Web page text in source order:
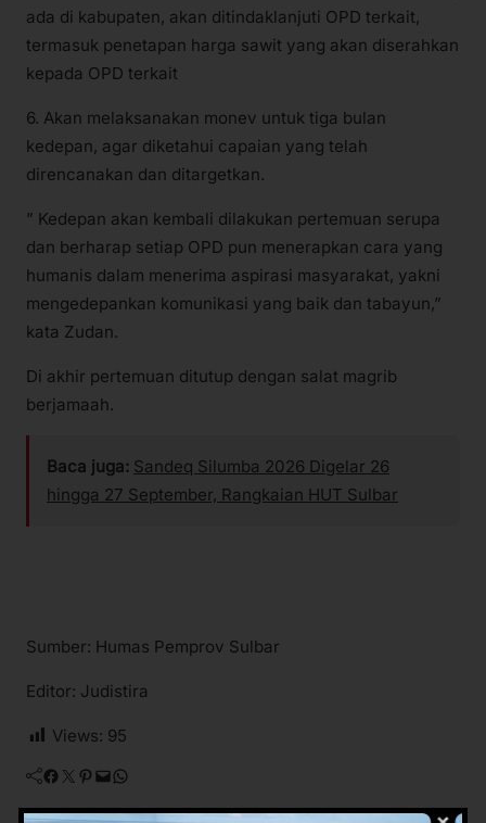
ada di kabupaten, akan ditindaklanjuti OPD terkait,
termasuk penetapan harga sawit yang akan diserahkan
kepada OPD terkait
6. Akan melaksanakan monev untuk tiga bulan
kedepan, agar diketahui capaian yang telah
direncanakan dan ditargetkan.
” Kedepan akan kembali dilakukan pertemuan serupa
dan berharap setiap OPD pun menerapkan cara yang
humanis dalam menerima aspirasi masyarakat, yakni
mengedepankan komunikasi yang baik dan tabayun,”
kata Zudan.
Di akhir pertemuan ditutup dengan salat magrib
berjamaah.
Baca juga: Sandeq Silumba 2026 Digelar 26
hingga 27 September, Rangkaian HUT Sulbar
Sumber: Humas Pemprov Sulbar
Editor: Judistira
Views: 95
Facebook Twitter Pinterest Mail WhatsApp